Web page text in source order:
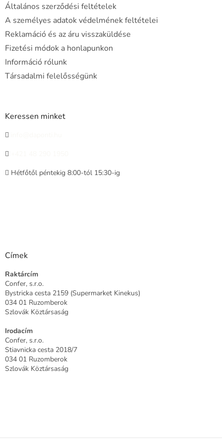
Általános szerződési feltételek
A személyes adatok védelmének feltételei
Reklamáció és az áru visszaküldése
Fizetési módok a honlapunkon
Információ rólunk
Társadalmi felelősségünk
Keressen minket
Hétfőtől péntekig 8:00-tól 15:30-ig
Címek
Raktárcím
Confer, s.r.o.
Bystricka cesta 2159 (Supermarket Kinekus)
034 01 Ruzomberok
Szlovák Köztársaság
Irodacím
Confer, s.r.o.
Stiavnicka cesta 2018/7
034 01 Ruzomberok
Szlovák Köztársaság